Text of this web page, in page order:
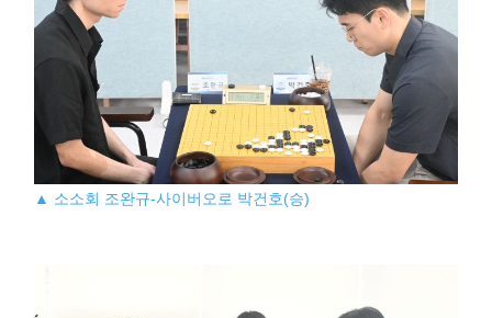
▲ 소소회 조완규-사이버오로 박건호(승)